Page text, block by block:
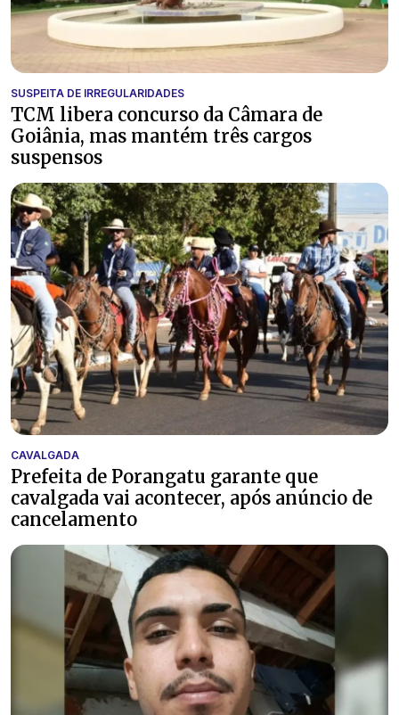
SUSPEITA DE IRREGULARIDADES
TCM libera concurso da Câmara de
Goiânia, mas mantém três cargos
suspensos
CAVALGADA
Prefeita de Porangatu garante que
cavalgada vai acontecer, após anúncio de
cancelamento